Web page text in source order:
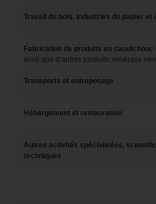
Travail du bois, industries du papier et
Fabrication de produits en caoutchouc
ainsi que d’autres produits minéraux
Transports et entreposage
Hébergement et restauration
Autres activités spécialisées,
techniques